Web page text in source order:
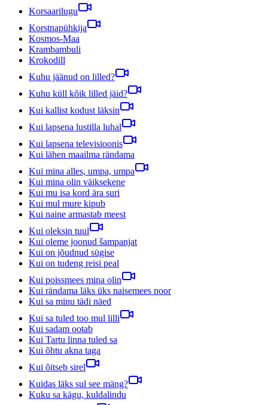
Korsaarilugu
Korstnapühkija
Kosmos-Maa
Krambambuli
Krokodill
Kuhu jäänud on lilled?
Kuhu küll kõik lilled jäid?
Kui kallist kodust läksin
Kui lapsena lustilla luhal
Kui lapsena televisioonis
Kui lähen maailma rändama
Kui mina alles, umpa, umpa
Kui mina olin väiksekene
Kui mu isa kord ära suri
Kui mul mure kipub
Kui naine armastab meest
Kui oleksin tuul
Kui oleme joonud šampanjat
Kui on jõudnud sügise
Kui on tudeng reisi peal
Kui poissmees mina olin
Kui rändama läks üks naisemees noor
Kui sa minu tädi näed
Kui sa tuled too mul lilli
Kui sadam ootab
Kui Tartu linna tuled sa
Kui õhtu akna taga
Kui õitseb sirel
Kuidas läks sul see mäng?
Kuku sa kägu, kuldalindu